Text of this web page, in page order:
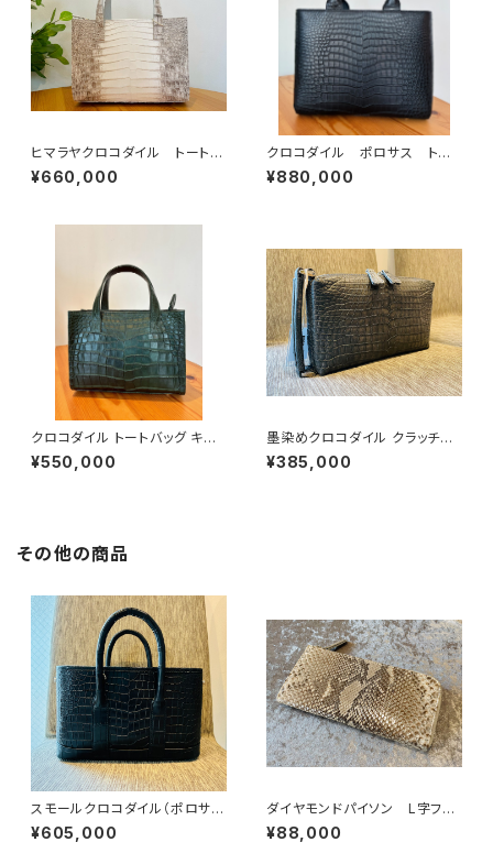
ヒマラヤクロコダイル トートバ
ッグ
¥660,000
クロコダイル ポロサス トー
トバッグ 黒
¥880,000
クロコダイル トートバッグ キプ
ロスグリーン
¥550,000
墨染めクロコダイル クラッチバ
ッグ / 唯一無二の経年変化を楽
しむ
¥385,000
その他の商品
スモールクロコダイル（ポロサ
ス）ミニトートバッグ
¥605,000
ダイヤモンドパイソン L字ファ
スナーウォレット ナチュラル
¥88,000